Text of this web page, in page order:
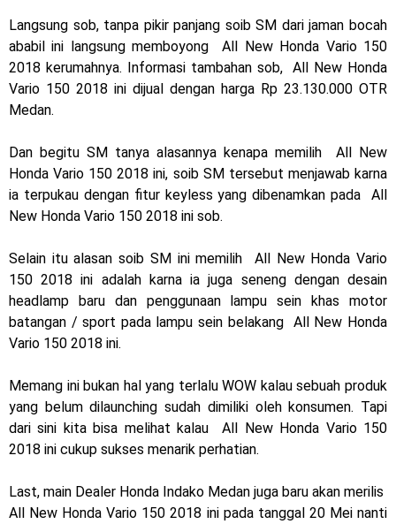
Sudah pakai winglet Karbon, Yamaha resmi merilis YZF-R1
dan YZF-R1M model 2025 !
Begini penampakan livery Kawasaki Ninja ZX-25RR KRT
Edition 2025
Berkenalan dengan KTM 990 RC R, jagoan baru dari KTM !
Yamaha Rilis New R15M versi 2024, makin sangar !
Penampakan tim Red Bull KTM Factory Racing musim 2024 !
MotoGP : Francesco Bagnaia Juara Dunia MotoGP musim
2023 !
MotoGP Amerika : Alex Rins berhasil juara pertama dan
perdana di tim LCR Honda !
Indahnya Sore di Kota Medan
Langsung sob, tanpa pikir panjang soib SM dari jaman bocah
ababil ini langsung memboyong All New Honda Vario 150
2018 kerumahnya. Informasi tambahan sob, All New Honda
Vario 150 2018 ini dijual dengan harga Rp 23.130.000 OTR
Medan.
Dan begitu SM tanya alasannya kenapa memilih All New
Honda Vario 150 2018 ini, soib SM tersebut menjawab karna
ia terpukau dengan fitur keyless yang dibenamkan pada All
New Honda Vario 150 2018 ini sob.
Selain itu alasan soib SM ini memilih All New Honda Vario
150 2018 ini adalah karna ia juga seneng dengan desain
headlamp baru dan penggunaan lampu sein khas motor
batangan / sport pada lampu sein belakang All New Honda
Vario 150 2018 ini.
Memang ini bukan hal yang terlalu WOW kalau sebuah produk
yang belum dilaunching sudah dimiliki oleh konsumen. Tapi
dari sini kita bisa melihat kalau All New Honda Vario 150
2018 ini cukup sukses menarik perhatian.
Last, main Dealer Honda Indako Medan juga baru akan merilis
All New Honda Vario 150 2018 ini pada tanggal 20 Mei nanti